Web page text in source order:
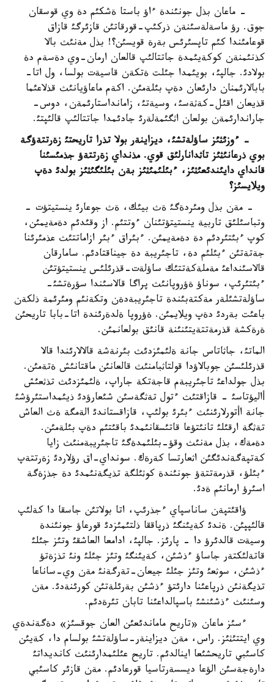
- ماعان بذل جونئندة ءاؤ باستا ةشكئم دة وي قوسقان
جوق. رؤ ماسةلةسئنةن ذركئپ-قورقاتئن قازئرگئ قازاق
قوعامئندا كئم تاپسئرئس بةرة قويسئن؟! بذل مةنئث بالا
كذنئمنةن كوكةيئمدة جاتتالئپ قالعان ارمان-وي دةسةم دة
بولادئ. جالپئ، بويئمدا جئلت ةتكةن قاسيةت بولسا، ول اتا-
بابالارئمنان دارئعان دةپ بئلةمئن. اكةم ماعاؤيانئث قذلاعئما
قذيعان اقئل-كةثةسئ، وسيةتئ، زامانداستارئمةن، دوس-
جاراندارئمةن بولعان اثگئمةلةرئ جادئمدا جاتتالئپ قالئپتئ.
- ءوزئثئز ساؤلةتشئ، ديزاينةر بولا تذرا تاريحتئ زةرتتةؤگة
بوي ذرعانئثئز تاثدانارلئق قوي. مذنداي زةرتتةؤ جذمئسئنا
قانداي دايئندئعئثئز، ءبئلئمئثئز بةن بئلئگئثئز بولدئ دةپ
ويلايسئز؟
- مةن بذل ومئردةگئ ةث بيئك، ةث جوعارئ ينستيتؤت -
وتباسئلئق تاربية ينستيتؤتئنان ءوتتئم. از وقئدئم دةمةيمئن،
كوپ ءبئتئردئم دة دةمةيمئن. ءبئراق ءبئر ازاماتتئث عذمئرئنا
جةتةتئن ءبئلئم دة، تاجئريبة دة جيناقتادئم. سامارقان
قالاسئنداعئ مةملةكةتتئك ساؤلةت-قذرئلئس ينستيتؤتئن
ءبئتئرئپ، سوناؤ ةؤروپانئث پراگا قالاسئندا سؤرةتشئ-
ساؤلةتشئلةر مةكتةبئندة تاجئريبةدةن وتكةنئم ومئرئمة ذلكةن
باعئت بةردئ دةپ ويلايمئن. ةؤروپا ةلدةرئندة اتا-بابا تاريحئن
ةرةكشة قذرمةتتةيتئنئنة قانئق بولعانمئن.
الماتئ، جاثاتاس جانة ةلئمئزدئث بئرنةشة قالالارئندا قالا
قذرئلئسئن جوبالاؤدا قولتاثبامنئث قالعانئن ماقتانئش ةتةمئن.
بذل جولداعئ تاجئريبةم قاجةتكة جاراپ، ةلئمئزدئث تذثعئش
أاليؤتاسئ - قازاقتئث ءتول تةثگةسئن شئعارؤدئ ذيئمداستئرؤشئ
جانة اأتورلارئنئث ءبئرئ بولئپ، قازاقستاندئ الةمگة ةث العاش
تةثگة ارقئلئ تانئتؤعا قاتئسقانئمدئ باقئتئم دةپ بئلةمئن.
دةمةك، بذل مةنئث وقؤ-بئلئمدةگئ تاجئريبةمنئث زايا
كةتپةگةندئگئن اثعارتسا كةرةك. سونداي-اق رؤلاردئ زةرتتةپ
ءبئلؤ، قذرمةتتةؤ جونئندة كوثئلگة تذيگةنئمدئ دة جذزةگة
اسئرؤ ارمانئم ةدئ.
ؤاقئتپةن ساناسپاي ءجذرئپ، اتا بولاتئن جاسقا دا كةلئپ
قالئپپئن. ةندئ كةيئنگئ ذرپاققا ذلتئمئزدئ قورعاؤ جونئندة
وسيةت قالدئرؤ دا - پارئز. جالپئ، ادامعا العاشقئ وتئز جئلئ
قاتةلئكتةر جاساؤ ءذشئن، كةيئنگئ وتئز جئلئ ونئ تذزةتؤ
ءذشئن، سوثعئ وتئز جئلئ جيعان-تةرگةنئ مةن وي-ساناعا
تذيگةنئن ذرپاعئنا دارئتؤ ءذشئن بةرئلةتئن كورئنةدئ. مةن
وسئنئث ءذشئنشئ باسپالداعئنا تابان تئرةدئم.
ءسئز ماعان «تاريح ماماندئعئن العان جوقسئز» دةگةندةي
وي ايتتئثئز. راس، مةن ديزاينةر-ساؤلةتشئ بولسام دا، كةيئن
كاسئبي تاريحشئعا اينالدئم. تاريح عئلئمدارئنئث كانديداتئ
دارةجةسئن الؤعا ديسسةرتاسيا قورعادئم. مةن قازئر كاسئبي